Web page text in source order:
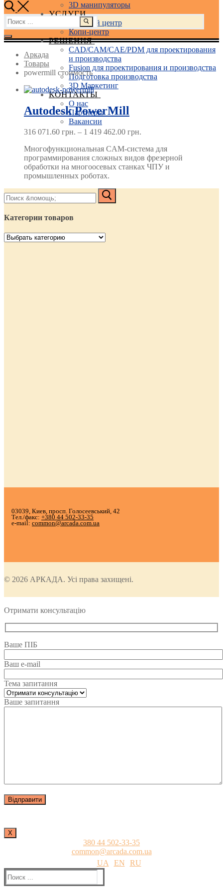
3D манипуляторы
УСЛУГИ
Учебный центр
Копи-центр
РЕШЕНИЯ
CAD/CAM/CAE/PDM для проектирования
и производства
Fusion для проектирования и производства
Подготовка производства
3D Маркетинг
КОНТАКТЫ
О нас
Партнеры
Вакансии
Найти:
Аркада
Товары
powermill стоимость
Autodesk PowerMill
316 071.60 грн. – 1 419 462.00 грн.
316 071.60 грн.
–
1 419 462.00 грн.
Многофункциональная CAM-система для
программирования сложных видов фрезерной
обработки на многоосевых станках ЧПУ и
промышленных роботах.
Найти:
Категории товаров
03039, Киев, просп. Голосеевський, 42
Тел./факс: +380 44 502-33-35
e-mail: common@arcada.com.ua
© 2026 АРКАДА. Усі права захищені.
Отримати консультацію
Ваше ПІБ
Ваш e-mail
Тема запитання
Ваше запитання
Х
380 44 502-33-35
common@arcada.com.ua
UA
EN
RU
Найти: